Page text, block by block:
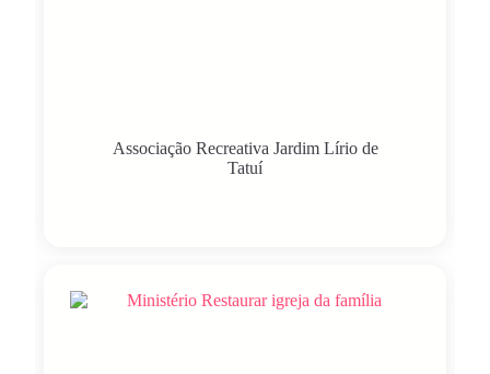
Associação Recreativa Jardim Lírio de
Tatuí